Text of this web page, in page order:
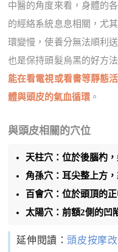
中醫的角度來看，身體的
的經絡系統息息相關，尤
環變慢，使養分無法順利
也是保持頭髮烏黑的好方
能在看電視或看書等靜態
體與頭皮的氣血循環 。
與頭皮相關的穴位
天柱穴：位於後腦杓
角孫穴：耳尖整上方
百會穴：位於頭頂的
太陽穴：前額2側的凹
延伸閱讀： 頭皮按摩